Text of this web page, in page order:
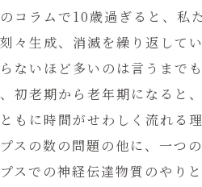
コラムで10歳過ぎると、私
々生成、消滅を繰り返して
ないほど多いのは言うまで
初老期から老年期になると
もに時間がせわしく流れる
スの数の問題の他に、一つ
スでの神経伝達物質のやり